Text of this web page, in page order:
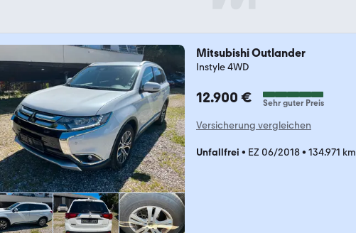
Mitsubishi Outlander
Instyle 4WD
12.900 € Sehr guter Preis
Versicherung vergleichen
Unfallfrei • EZ 06/2018• 134.971 km